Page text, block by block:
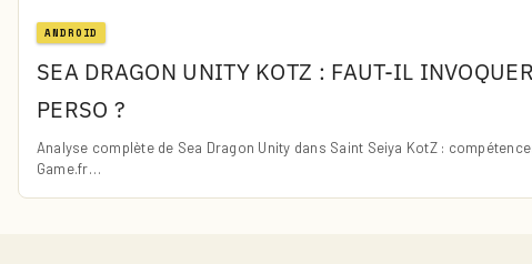
ANDROID
SEA DRAGON UNITY KOTZ : FAUT-IL
PERSO ?
Analyse complète de Sea Dragon Unity dans Saint Seiya KotZ :
Game.fr…